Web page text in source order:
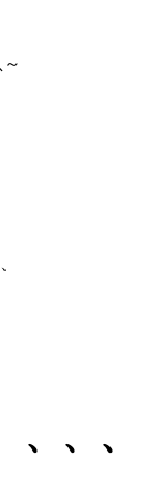
、、